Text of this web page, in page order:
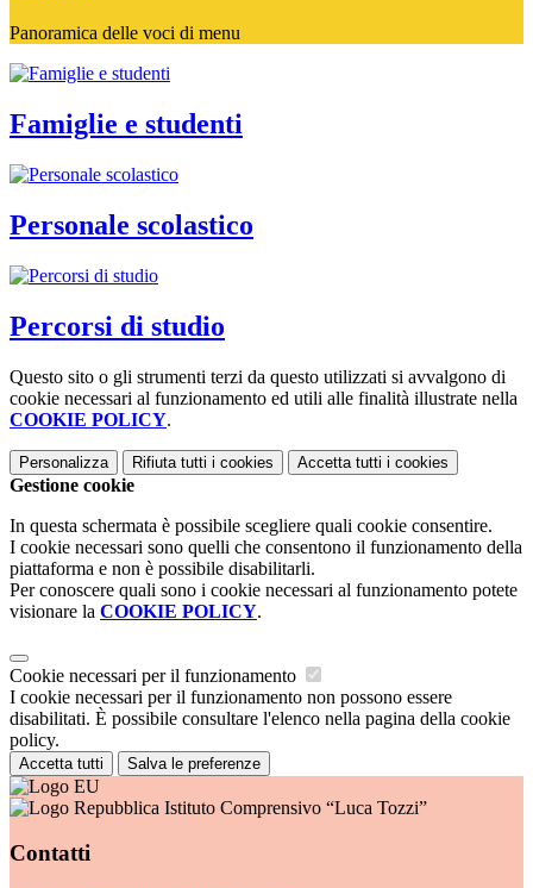
Panoramica delle voci di menu
Famiglie e studenti
Personale scolastico
Percorsi di studio
Questo sito o gli strumenti terzi da questo utilizzati si avvalgono di
cookie necessari al funzionamento ed utili alle finalità illustrate nella
COOKIE POLICY.
Personalizza Rifiuta tutti i cookies Accetta tutti i cookies
Gestione cookie
In questa schermata è possibile scegliere quali cookie consentire.
I cookie necessari sono quelli che consentono il funzionamento della
piattaforma e non è possibile disabilitarli.
Per conoscere quali sono i cookie necessari al funzionamento potete
visionare la COOKIE POLICY.
Cookie necessari per il funzionamento
I cookie necessari per il funzionamento non possono essere
disabilitati. È possibile consultare l'elenco nella pagina della cookie
policy.
Accetta tutti Salva le preferenze
Istituto Comprensivo “Luca Tozzi”
Contatti